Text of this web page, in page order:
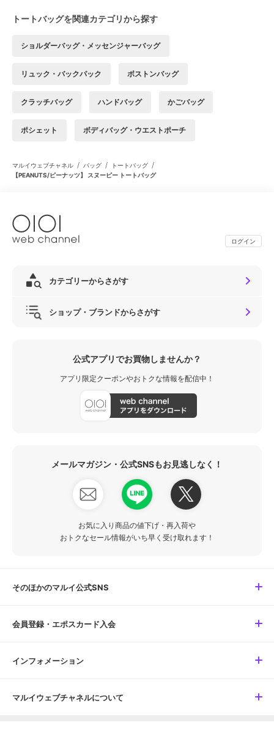
トートバッグを関連カテゴリから探す
ショルダーバッグ・メッセンジャーバッグ
リュック・バックパック ボストンバッグ
クラッチバッグ ハンドバッグ かごバッグ
ポシェット ボディバッグ・ウエストポーチ
マルイウェブチャネル / バッグ / トートバッグ /
【PEANUTS/ピーナッツ】 スヌーピー トートバッグ
ログイン
カテゴリーからさがす
ショップ・ブランドからさがす
公式アプリでお買物しませんか？
アプリ限定クーポンやおトクな情報を配信中！
メールマガジン・公式SNSもお見逃しなく！
お気に入り商品の値下げ・再入荷や
おトクなセール情報がいち早く受け取れます！
そのほかのマルイ公式SNS
会員登録・エポスカード入会
インフォメーション
マルイウェブチャネルについて